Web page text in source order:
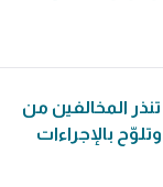
تنذر المخالفين من
بالإجراءات